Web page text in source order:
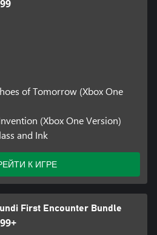
of Tomorrow (Xbox One
(Xbox One Version)
and Ink
К ИГРЕ
First Encounter Bundle